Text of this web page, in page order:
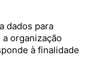
dados para
organização
à finalidade